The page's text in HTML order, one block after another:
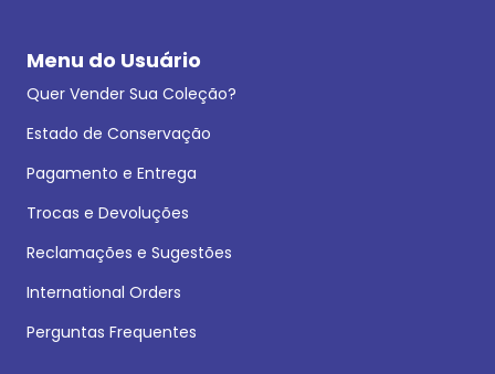
Menu do Usuário
Quer Vender Sua Coleção?
Estado de Conservação
Pagamento e Entrega
Trocas e Devoluções
Reclamações e Sugestões
International Orders
Perguntas Frequentes